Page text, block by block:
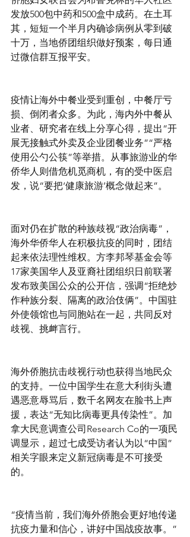
发放500包中药和500盒中成药。在土耳
其，短短一个半月内确诊病例从零到破
十万，当地侨团组织做好预案，每日通
过微信群互报平安。
疫情让海外中餐业受到重创，中餐厅亏
损、倒闭者众多。为此，海内外中餐从
业者、研究者在线上分享心得，提出“开
展无接触式外卖及企业团餐业务”“严格
使用公勺公筷”等举措。从事旅游业的华
侨华人则借危机觅商机，有的受中医启
发，说“要把‘健康旅游’概念做起来”。
面对仍在扩散的种族歧视“政治病毒”，
海外华侨华人在积极抗疫的同时，团结
起来依法理性维权。方李邦琴基金会等
17家美国华人及亚裔社团组织日前联署
发布致美国公众的公开信，强调“拒绝炒
作种族分裂、隔离的政治伎俩”。中国驻
外使领馆也与同胞站在一起，共同反对
歧视、挑衅言行。
海外侨胞抗击歧视行动也获得当地民众
的支持。一位中国学生在意大利街头遭
遇恶意辱骂后，数千名网友在脸书上声
援，表达“无知比病毒更具传染性”。加
拿大民意调查公司Research Co的一项民
调显示，超过七成受访者认为以“中国”
相关字眼来定义新冠病毒是不可接受
的。
“疫情当前，我们海外侨胞会更好地传递
抗疫力量和信心，讲好中国战疫故事。”